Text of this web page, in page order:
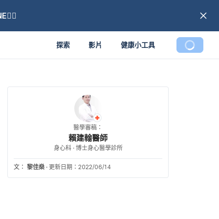
探索 影片 健康小工具
醫學審稿：
賴建翰醫師
身心科 · 博士身心醫學診所
文： 黎佳燊 · 更新日期：2022/06/14